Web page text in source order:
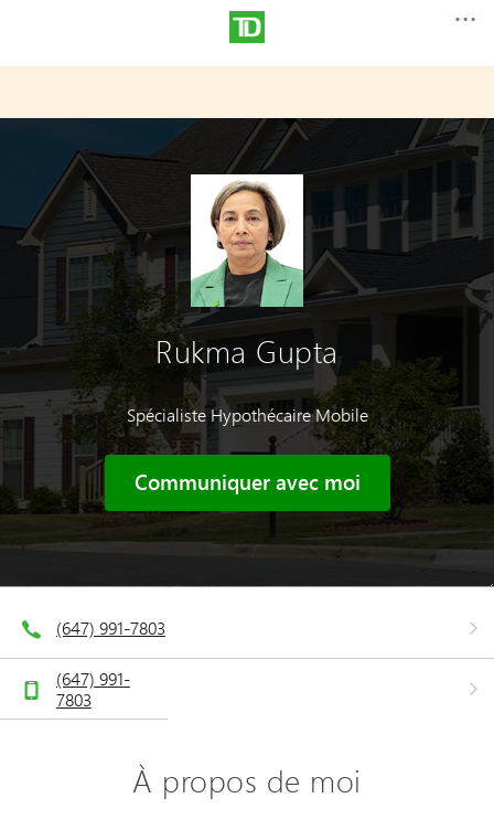
Rukma Gupta
Spécialiste Hypothécaire Mobile
Communiquer avec moi
(647) 991-7803
(647) 991-
7803
À propos de moi